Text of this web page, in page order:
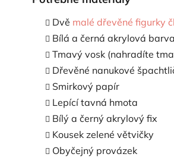
Dvě malé dřevěné figurky
Bílá a černá akrylová barva
Tmavý vosk (nahradíte
Dřevěné nanukové
Smirkový papír
Lepící tavná hmota
Bílý a černý akrylový fix
Kousek zelené větvičky
Obyčejný provázek